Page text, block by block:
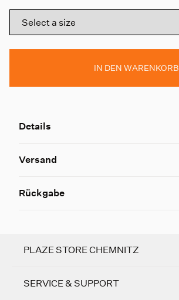
IN DEN WARENKORB
Details
Versand
Rückgabe
PLAZE STORE CHEMNITZ
SERVICE & SUPPORT